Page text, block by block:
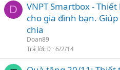
D
VNPT Smartbox -
cho gia đình bạn.
chia
Doan89
Trả lời 0 6/2/14